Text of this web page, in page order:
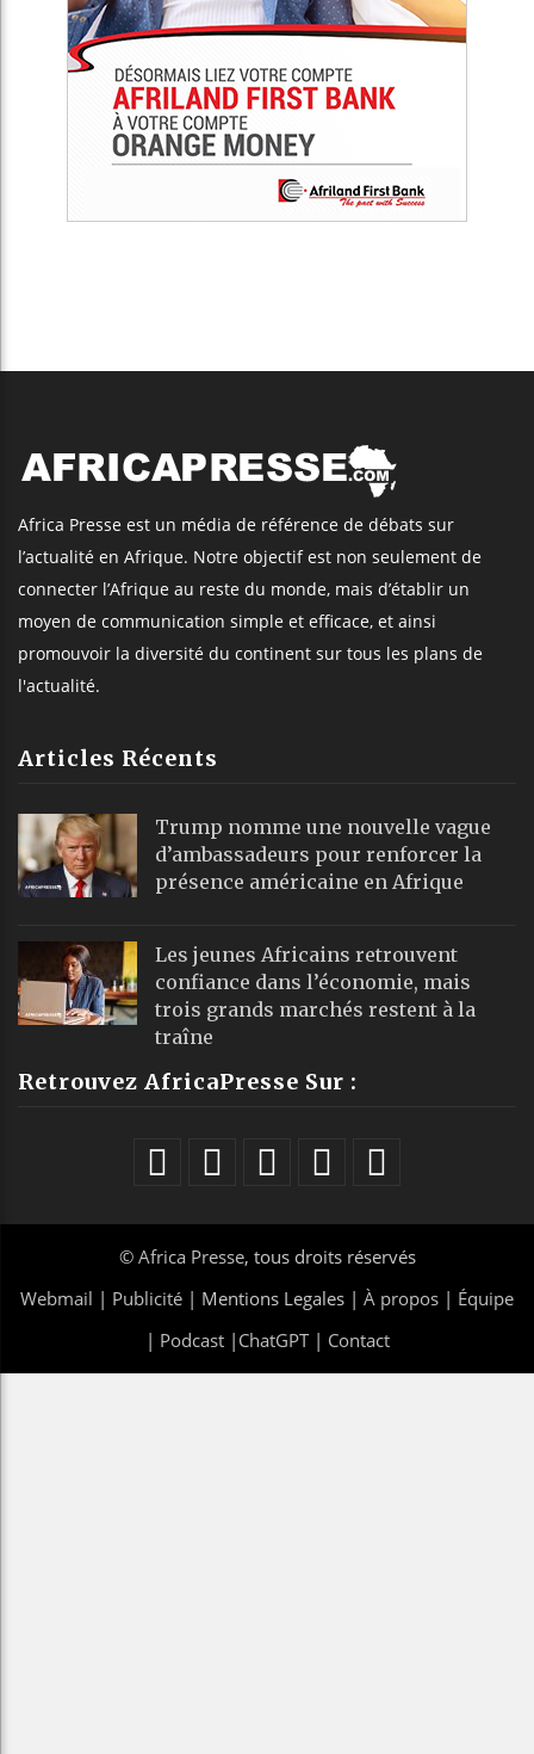
Africa Presse est un média de référence de débats sur
l’actualité en Afrique. Notre objectif est non seulement de
connecter l’Afrique au reste du monde, mais d’établir un
moyen de communication simple et efficace, et ainsi
promouvoir la diversité du continent sur tous les plans de
l'actualité.
Articles Récents
Trump nomme une nouvelle vague
d’ambassadeurs pour renforcer la
présence américaine en Afrique
Les jeunes Africains retrouvent
confiance dans l’économie, mais
trois grands marchés restent à la
traîne
Retrouvez AfricaPresse Sur :
© Africa Presse, tous droits réservés
Webmail | Publicité | Mentions Legales | À propos | Équipe
| Podcast| ChatGPT| Contact